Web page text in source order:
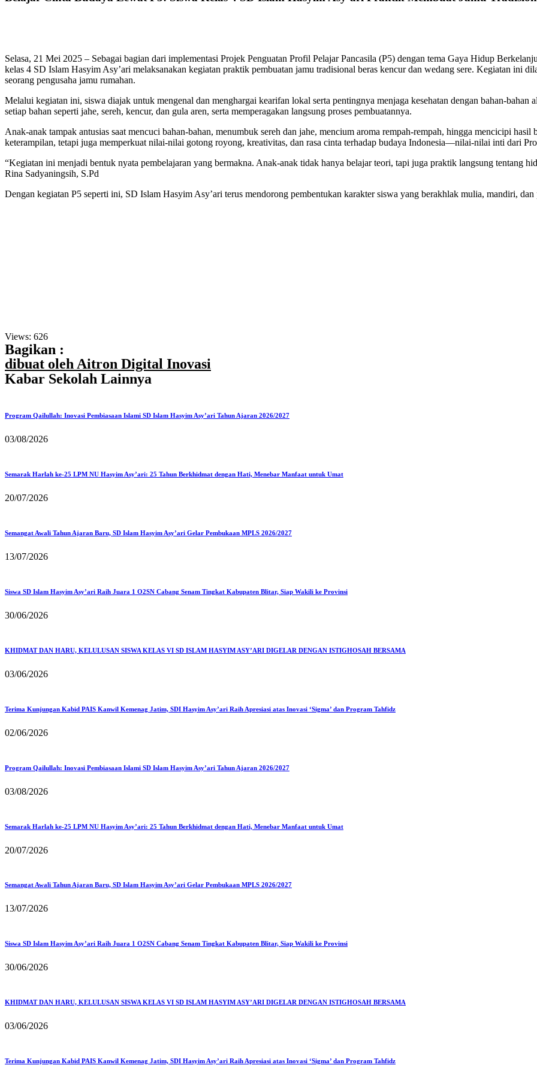
Selasa, 21 Mei 2025 – Sebagai bagian dari implementasi Projek Penguatan Profil Pelajar Pancasila (P5) dengan tema Gaya Hidup
kelas 4 SD Islam Hasyim Asy’ari melaksanakan kegiatan praktik pembuatan jamu tradisional beras kencur dan wedang sere. Kegiatan ini
seorang pengusaha jamu rumahan.
Melalui kegiatan ini, siswa diajak untuk mengenal dan menghargai kearifan lokal serta pentingnya menjaga kesehatan dengan bahan-
setiap bahan seperti jahe, sereh, kencur, dan gula aren, serta memperagakan langsung proses pembuatannya.
Anak-anak tampak antusias saat mencuci bahan-bahan, menumbuk sereh dan jahe, mencium aroma rempah-rempah, hingga mencicipi
keterampilan, tetapi juga memperkuat nilai-nilai gotong royong, kreativitas, dan rasa cinta terhadap budaya Indonesia—nilai-nilai inti dari
“Kegiatan ini menjadi bentuk nyata pembelajaran yang bermakna. Anak-anak tidak hanya belajar teori, tapi juga praktik langsung tentang
Rina Sadyaningsih, S.Pd
Dengan kegiatan P5 seperti ini, SD Islam Hasyim Asy’ari terus mendorong pembentukan karakter siswa yang berakhlak mulia, mandiri,
Views: 626
Bagikan :
dibuat oleh Aitron Digital Inovasi
Kabar Sekolah Lainnya
Program Qailullah: Inovasi Pembiasaan Islami SD Islam Hasyim Asy’ari Tahun Ajaran 2026/2027
03/08/2026
Semarak Harlah ke-25 LPM NU Hasyim Asy’ari: 25 Tahun Berkhidmat dengan Hati, Menebar Manfaat untuk Umat
20/07/2026
Semangat Awali Tahun Ajaran Baru, SD Islam Hasyim Asy’ari Gelar Pembukaan MPLS 2026/2027
13/07/2026
Siswa SD Islam Hasyim Asy’ari Raih Juara 1 O2SN Cabang Senam Tingkat Kabupaten Blitar, Siap Wakili ke Provinsi
30/06/2026
KHIDMAT DAN HARU, KELULUSAN SISWA KELAS VI SD ISLAM HASYIM ASY’ARI DIGELAR DENGAN ISTIGHOSAH BERSAMA
03/06/2026
Terima Kunjungan Kabid PAIS Kanwil Kemenag Jatim, SDI Hasyim Asy’ari Raih Apresiasi atas Inovasi ‘Sigma’ dan Program Tahfidz
02/06/2026
Program Qailullah: Inovasi Pembiasaan Islami SD Islam Hasyim Asy’ari Tahun Ajaran 2026/2027
03/08/2026
Semarak Harlah ke-25 LPM NU Hasyim Asy’ari: 25 Tahun Berkhidmat dengan Hati, Menebar Manfaat untuk Umat
20/07/2026
Semangat Awali Tahun Ajaran Baru, SD Islam Hasyim Asy’ari Gelar Pembukaan MPLS 2026/2027
13/07/2026
Siswa SD Islam Hasyim Asy’ari Raih Juara 1 O2SN Cabang Senam Tingkat Kabupaten Blitar, Siap Wakili ke Provinsi
30/06/2026
KHIDMAT DAN HARU, KELULUSAN SISWA KELAS VI SD ISLAM HASYIM ASY’ARI DIGELAR DENGAN ISTIGHOSAH BERSAMA
03/06/2026
Terima Kunjungan Kabid PAIS Kanwil Kemenag Jatim, SDI Hasyim Asy’ari Raih Apresiasi atas Inovasi ‘Sigma’ dan Program Tahfidz